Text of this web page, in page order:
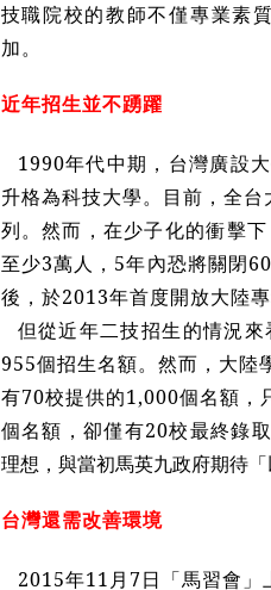
技職院校的教師不僅專業素
加。
近年招生並不踴躍
1990年代中期，台灣廣設
升格為科技大學。目前，全
列。然而，在少子化的衝擊
至少3萬人，5年內恐將關閉
後，於2013年首度開放大陸
但從近年二技招生的情況
955個招生名額。然而，大陸
有70校提供的1,000個名額，
個名額，卻僅有20校最終錄
理想，與當初馬英九政府期待
台灣還需改善環境
2015年11月7日「馬習會」